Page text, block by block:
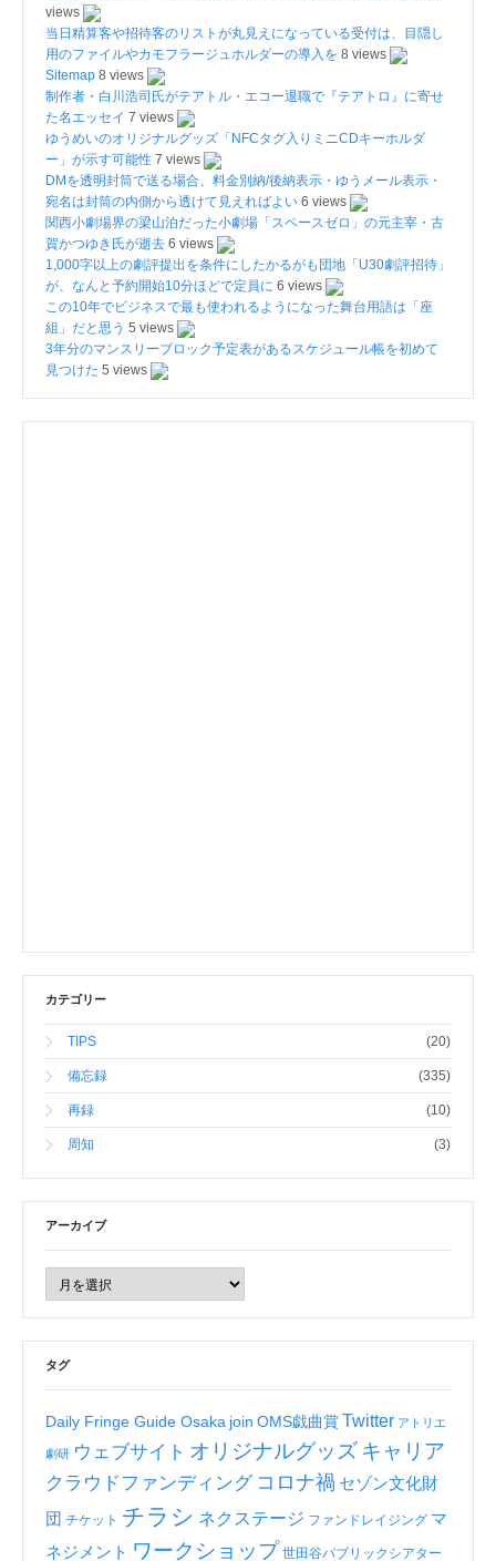
views
当日精算客や招待客のリストが丸見えになっている受付は、目隠し
用のファイルやカモフラージュホルダーの導入を 8 views
Sitemap 8 views
制作者・白川浩司氏がテアトル・エコー退職で『テアトロ』に寄せ
た名エッセイ 7 views
ゆうめいのオリジナルグッズ「NFCタグ入りミニCDキーホルダ
ー」が示す可能性 7 views
DMを透明封筒で送る場合、料金別納/後納表示・ゆうメール表示・
宛名は封筒の内側から透けて見えればよい 6 views
関西小劇場界の梁山泊だった小劇場「スペースゼロ」の元主宰・古
賀かつゆき氏が逝去 6 views
1,000字以上の劇評提出を条件にしたかるがも団地「U30劇評招待」
が、なんと予約開始10分ほどで定員に 6 views
この10年でビジネスで最も使われるようになった舞台用語は「座
組」だと思う 5 views
3年分のマンスリーブロック予定表があるスケジュール帳を初めて
見つけた 5 views
カテゴリー
TIPS (20)
備忘録 (335)
再録 (10)
周知 (3)
アーカイブ
タグ
Daily Fringe Guide Osaka join OMS戯曲賞Twitter アトリエ
劇研 ウェブサイト オリジナルグッズ キャリア
クラウドファンディング コロナ禍 セゾン文化財
団 チケット チラシ ネクステージ ファンドレイジング マ
ネジメント ワークショップ 世田谷パブリックシアター